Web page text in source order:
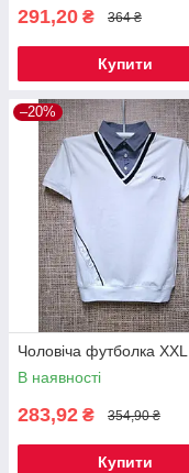
291,20 ₴ 364 ₴
Купити
–20%
Чоловіча футболка XXL
В наявності
283,92 ₴ 354,90 ₴
Купити